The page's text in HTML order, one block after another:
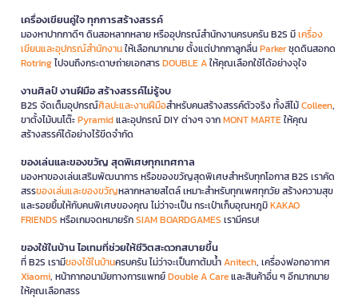
เครื่องเขียนคู่ใจ ทุกการสร้างสรรค์
มองหาปากกาดีๆ ดินสอหลากหลาย หรืออุปกรณ์สำนักงานครบครัน B2S มีเครื่อง
เขียนและอุปกรณ์สำนักงานให้เลือกมากมาย ตั้งแต่ปากกาลูกลื่นParkerชุดดินสอกด
Rotringไปจนถึงกระดาษถ่ายเอกสารDOUBLE Aให้คุณเลือกใช้ได้อย่างจุใจ
งานศิลป์ งานฝีมือ สร้างสรรค์ไม่รู้จบ
B2S จัดเต็มอุปกรณ์ศิลปะและงานฝีมือสำหรับคนสร้างสรรค์ตัวจริง ทั้งสีไม้Colleen,
ขาตั้งไม้บนโต๊ะPyramidและอุปกรณ์ DIY ต่างๆ จากMONT MARTEให้คุณ
สร้างสรรค์ได้อย่างไร้ขีดจำกัด
ของเล่นและของขวัญ สุดพิเศษทุกเทศกาล
มองหาของเล่นเสริมพัฒนาการ หรือของขวัญสุดพิเศษสำหรับทุกโอกาส B2S เราคัด
สรรของเล่นและของขวัญหลากหลายสไตล์ เหมาะสำหรับทุกเพศทุกวัย สร้างความสุข
และรอยยิ้มให้กับคนพิเศษของคุณ ไม่ว่าจะเป็น กระเป๋าเก็บอุณหภูมิKAKAO
FRIENDS หรือเกมจดหมายรักSIAM BOARDGAMES เรามีครบ!
ของใช้ในบ้าน ไอเทมที่ช่วยให้ชีวิตสะดวกสบายขึ้น
ที่ B2S เรามีของใช้ในบ้านครบครัน ไม่ว่าจะเป็นกาต้มน้ำAnitech, เครื่องฟอกอากาศ
Xiaomi, หน้ากากอนามัยทางการแพทย์Double A Careและสินค้าอื่น ๆ อีกมากมาย
ให้คุณเลือกสรร